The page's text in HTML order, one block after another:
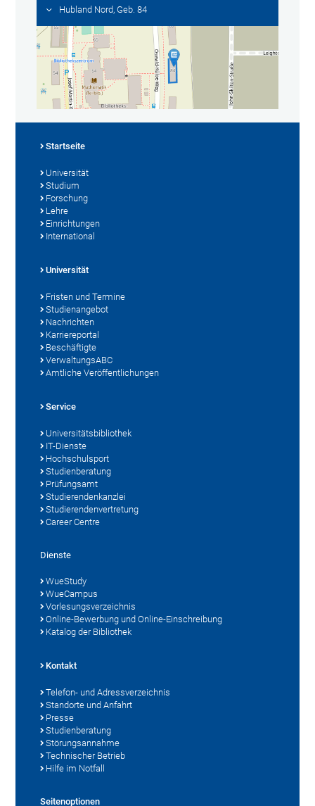
Hubland Nord, Geb. 84
Startseite
Universität
Studium
Forschung
Lehre
Einrichtungen
International
Universität
Fristen und Termine
Studienangebot
Nachrichten
Karriereportal
Beschäftigte
VerwaltungsABC
Amtliche Veröffentlichungen
Service
Universitätsbibliothek
IT-Dienste
Hochschulsport
Studienberatung
Prüfungsamt
Studierendenkanzlei
Studierendenvertretung
Career Centre
Dienste
WueStudy
WueCampus
Vorlesungsverzeichnis
Online-Bewerbung und Online-Einschreibung
Katalog der Bibliothek
Kontakt
Telefon- und Adressverzeichnis
Standorte und Anfahrt
Presse
Studienberatung
Störungsannahme
Technischer Betrieb
Hilfe im Notfall
Seitenoptionen